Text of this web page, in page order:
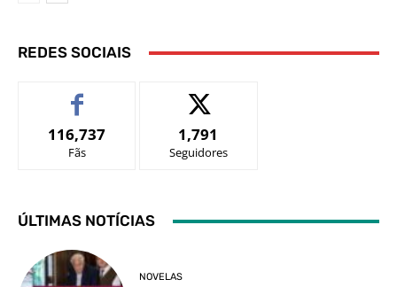
REDES SOCIAIS
116,737
Fãs
1,791
Seguidores
ÚLTIMAS NOTÍCIAS
NOVELAS